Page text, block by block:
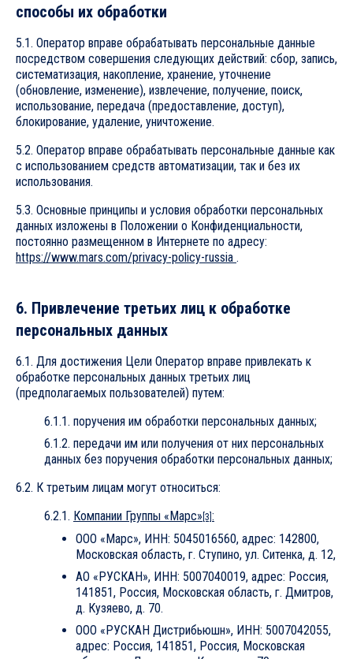
способы их обработки
5.1. Оператор вправе обрабатывать персональные данные
посредством совершения следующих действий: сбор, запись,
систематизация, накопление, хранение, уточнение
(обновление, изменение), извлечение, получение, поиск,
использование, передача (предоставление, доступ),
блокирование, удаление, уничтожение.
5.2. Оператор вправе обрабатывать персональные данные как
с использованием средств автоматизации, так и без их
использования.
5.3. Основные принципы и условия обработки персональных
данных изложены в Положении о Конфиденциальности,
постоянно размещенном в Интернете по адресу:
https://www.mars.com/privacy-policy-russia .
6. Привлечение третьих лиц к обработке
персональных данных
6.1. Для достижения Цели Оператор вправе привлекать к
обработке персональных данных третьих лиц
(предполагаемых пользователей) путем:
6.1.1. поручения им обработки персональных данных;
6.1.2. передачи им или получения от них персональных
данных без поручения обработки персональных данных;
6.2. К третьим лицам могут относиться:
6.2.1. Компании Группы «Марс» [3] :
ООО «Марс», ИНН: 5045016560, адрес: 142800,
Московская область, г. Ступино, ул. Ситенка, д. 12,
АО «РУСКАН», ИНН: 5007040019, адрес: Россия,
141851, Россия, Московская область, г. Дмитров,
д. Кузяево, д. 70.
ООО «РУСКАН Дистрибьюшн», ИНН: 5007042055,
адрес: Россия, 141851, Россия, Московская